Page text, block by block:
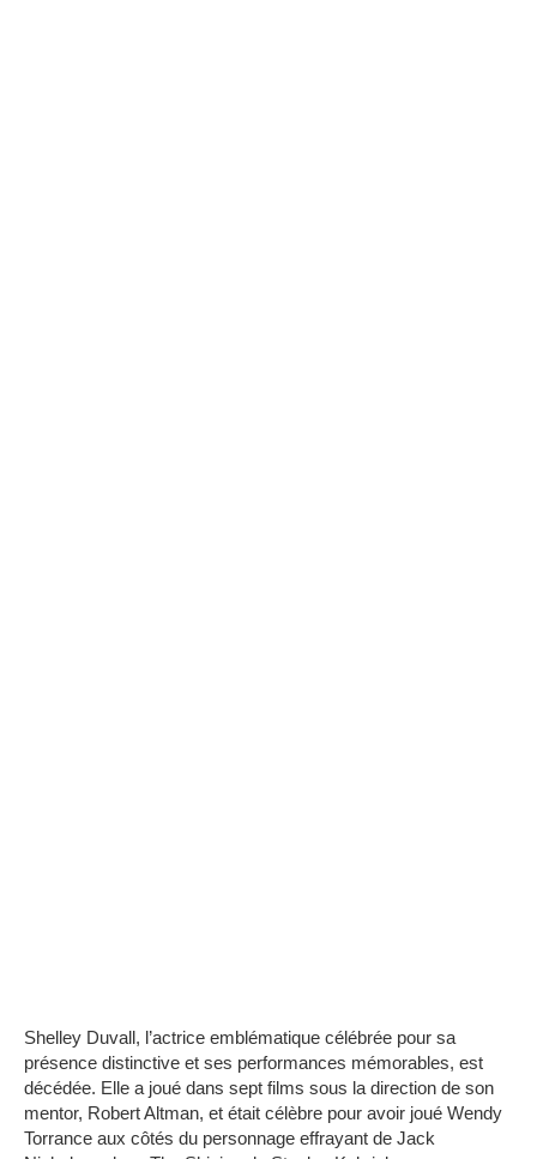
Shelley Duvall, l’actrice emblématique célébrée pour sa
présence distinctive et ses performances mémorables, est
décédée. Elle a joué dans sept films sous la direction de son
mentor, Robert Altman, et était célèbre pour avoir joué Wendy
Torrance aux côtés du personnage effrayant de Jack